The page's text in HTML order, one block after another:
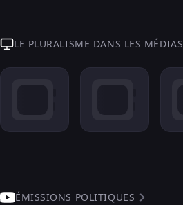
LE PLURALISME DANS LES MÉDIAS
ÉMISSIONS POLITIQUES